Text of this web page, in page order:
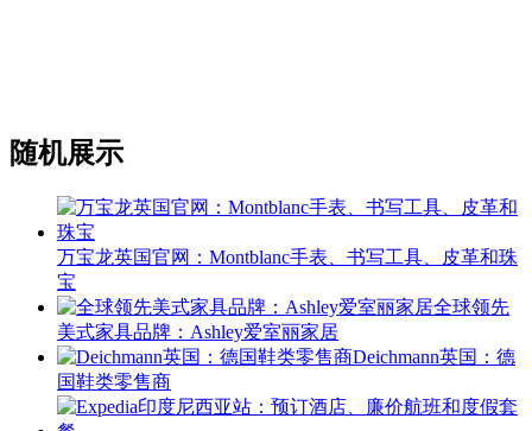
随机展示
万宝龙英国官网：Montblanc手表、书写工具、皮革和珠
宝
全球领先
美式家具品牌：Ashley爱室丽家居
Deichmann英国：德
国鞋类零售商